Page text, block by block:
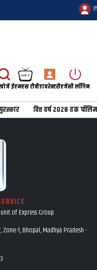
ईएमएस टीवीडायरेक्टरीएजेंसी लॉगिन
वित्त वर्ष 2028 तक
of Express Group.
1, Bhopal, Madhya Pradesh -